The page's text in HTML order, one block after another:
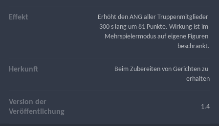
Effekt
Erhöht den ANG aller Truppenmitglieder
300 s lang um 81 Punkte. Wirkung ist im
Mehrspielermodus auf eigene Figuren
beschränkt.
Herkunft
Beim Zubereiten von Gerichten zu
erhalten
Version der
Veröffentlichung
1.4